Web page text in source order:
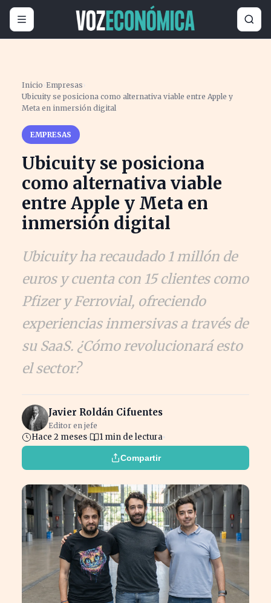
Inicio ›Empresas ›
Ubicuity se posiciona como alternativa viable entre Apple y
Meta en inmersión digital
EMPRESAS
Ubicuity se posiciona
como alternativa viable
entre Apple y Meta en
inmersión digital
Ubicuity ha recaudado 1 millón de
euros y cuenta con 15 clientes como
Pfizer y Ferrovial, ofreciendo
experiencias inmersivas a través de
su SaaS. ¿Cómo revolucionará esto
el sector?
Javier Roldán Cifuentes
Editor en jefe
Hace 2 meses 1 min de lectura
Compartir